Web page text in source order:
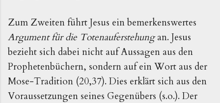
Zum Zweiten führt Jesus ein bemerkenswertes
Argument für die Totenauferstehungan. Jesus
bezieht sich dabei nicht auf Aussagen aus den
Prophetenbüchern, sondern auf ein Wort aus der
Mose-Tradition (20,37). Dies erklärt sich aus den
Voraussetzungen seines Gegenübers (s.o.). Der